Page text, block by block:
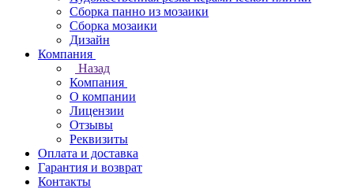
Сборка панно из мозаики
Сборка мозаики
Дизайн
Компания
Назад
Компания
О компании
Лицензии
Отзывы
Реквизиты
Оплата и доставка
Гарантия и возврат
Контакты